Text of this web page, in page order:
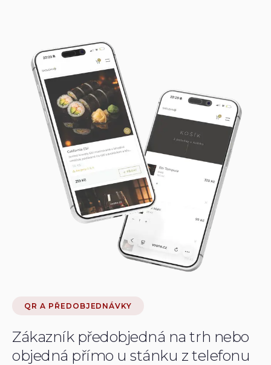
QR A PŘEDOBJEDNÁVKY
Zákazník předobjedná na trh nebo
objedná přímo u stánku z telefonu